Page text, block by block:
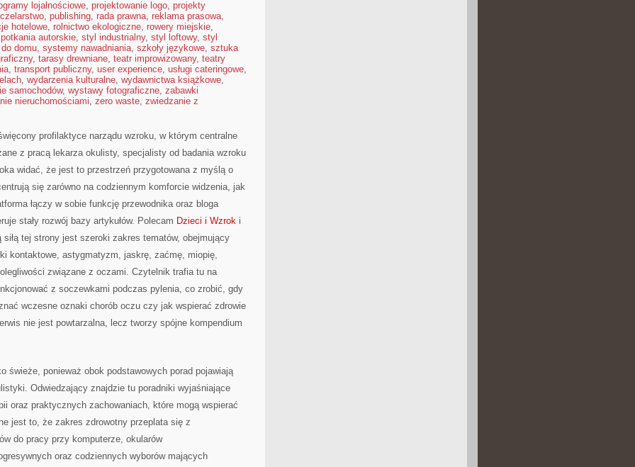
lojalnościowe, projektowanie logo, projekty
, publishing, rada prawna, reklama prasowa,
hotelowe, rolnictwo ekologiczne, rowery miejskie,
autorskie, styl industrialny, styl loftowy, styl
domu, systemy nawadniania, szkoły językowe, sztuka
, tarasy drewniane, teatr improwizowany, teatry
, transport publiczny, user experience, usługi cateringowe,
, wydarzenia kulturalne, wydawnictwa książkowe,
samochodów, wystawy fotograficzne, zabawki
nieruchomościami, zero waste, zwiedzanie z
profilaktyce narządu wzroku, w którym centralne
z pracą lekarza okulisty, specjalisty od badania wzroku
widać, że jest to przestrzeń przygotowana z myślą o
się zarówno na codziennym komforcie widzenia, jak
łączy w sobie funkcję przewodnika oraz bloga
stały rozwój bazy artykułów. Polecam Dzieci i Wzrok i
tej strony jest szeroki zakres tematów, obejmujący
kontaktowe, astygmatyzm, jaskrę, zaćmę, miopię,
związane z oczami. Czytelnik trafia tu na
z soczewkami podczas pylenia, co zrobić, gdy
wczesne oznaki chorób oczu czy jak wspierać zdrowie
nie jest powtarzalna, lecz tworzy spójne kompendium
świeże, ponieważ obok podstawowych porad pojawiają
Odwiedzający znajdzie tu poradniki wyjaśniające
oraz praktycznych zachowaniach, które mogą wspierać
jest to, że zakres zdrowotny przeplata się z
do pracy przy komputerze, okularów
oraz codziennych wyborów mających